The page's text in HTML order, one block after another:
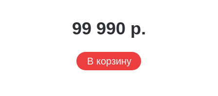
99 990 р.
В корзину